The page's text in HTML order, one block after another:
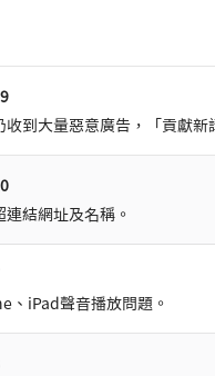
收到大量惡意廣告，「貢獻新
連結網址及名稱。
、iPad聲音播放問題。